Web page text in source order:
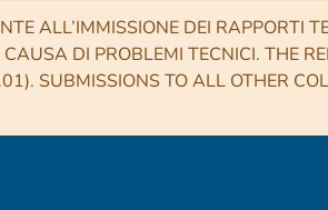
ALL’IMMISSIONE DEI RAPPORTI
DI PROBLEMI TECNICI. THE
SUBMISSIONS TO ALL OTHER